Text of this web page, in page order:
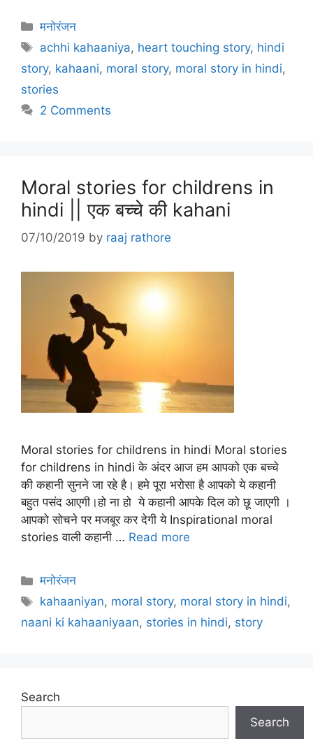
Categories
मनोरंजन
Tags
achhi kahaaniya, heart touching story, hindi
story, kahaani, moral story, moral story in hindi,
stories
2 Comments
Moral stories for childrens in
hindi || एक बच्चे की kahani
07/10/2019 by raaj rathore
Moral stories for childrens in hindi Moral stories
for childrens in hindi के अंदर आज हम आपको एक बच्चे
की कहानी सुनने जा रहे है। हमे पूरा भरोसा है आपको ये कहानी
बहुत पसंद आएगी।हो ना हो ये कहानी आपके दिल को छू जाएगी ।
आपको सोचने पर मजबूर कर देगी ये Inspirational moral
stories वाली कहानी … Read more
Categories
मनोरंजन
Tags
kahaaniyan, moral story, moral story in hindi,
naani ki kahaaniyaan, stories in hindi, story
Search
Search